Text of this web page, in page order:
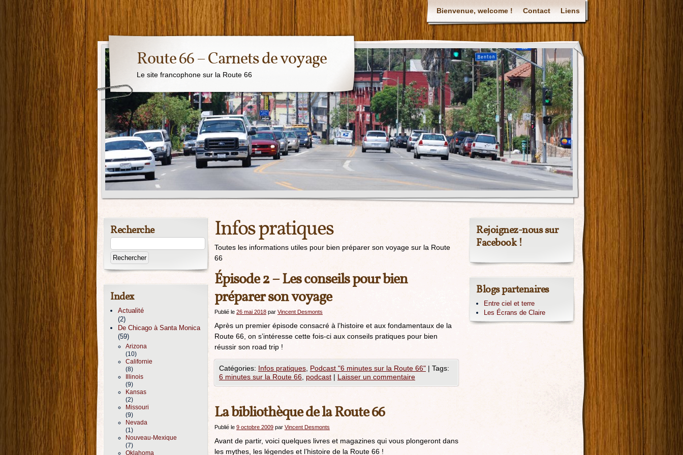
Bienvenue, welcome ! Contact Liens
Route 66 – Carnets de voyage
Le site francophone sur la Route 66
Infos pratiques
Toutes les informations utiles pour bien préparer son voyage sur la Route
66
Épisode 2 – Les conseils pour bien
préparer son voyage
Publié le 26 mai 2018 par Vincent Desmonts
Après un premier épisode consacré à l’histoire et aux fondamentaux de la
Route 66, on s’intéresse cette fois-ci aux conseils pratiques pour bien
réussir son road trip !
Catégories: Infos pratiques Podcast "6 minutes sur la Route 66" | Tags:
6 minutes sur la Route 66 podcast | Laisser un commentaire
La bibliothèque de la Route 66
Publié le 9 octobre 2009 par Vincent Desmonts
Avant de partir, voici quelques livres et magazines qui vous plongeront dans
les mythes, les légendes et l’histoire de la Route 66 !
Recherche
Index
Actualité
(2)
De Chicago à Santa Monica
(59)
Arizona
(10)
Californie
(8)
Illinois
(9)
Kansas
(2)
Missouri
(9)
Nevada
(1)
Nouveau-Mexique
(7)
Oklahoma
Rejoignez-nous sur
Facebook !
Blogs partenaires
Entre ciel et terre
Les Écrans de Claire